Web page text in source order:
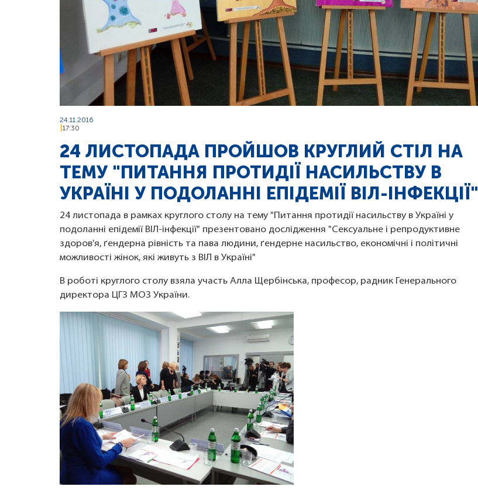
24.11.2016
17:30
24 ЛИСТОПАДА ПРОЙШОВ КРУГЛИЙ СТІЛ НА
ТЕМУ "ПИТАННЯ ПРОТИДІЇ НАСИЛЬСТВУ В
УКРАЇНІ У ПОДОЛАННІ ЕПІДЕМІЇ ВІЛ-ІНФЕКЦІЇ"
24 листопада в рамках круглого столу на тему "Питання протидії насильству в Україні у
подоланні епідемії ВІЛ-інфекції" презентовано дослідження "Сексуальне і репродуктивне
здоров'я, ґендерна рівність та пава людини, ґендерне насильство, економічні і політичні
можливості жінок, які живуть з ВІЛ в Україні"
В роботі круглого столу взяла участь Алла Щербінська, професор, радник Генерального
директора ЦГЗ МОЗ України.